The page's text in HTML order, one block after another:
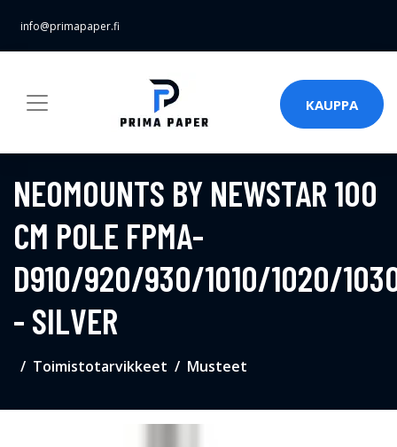
info@primapaper.fi
KAUPPA
NEOMOUNTS BY NEWSTAR 100
CM POLE FPMA-
D910/920/930/1010/1020/
- SILVER
Toimistotarvikkeet Musteet